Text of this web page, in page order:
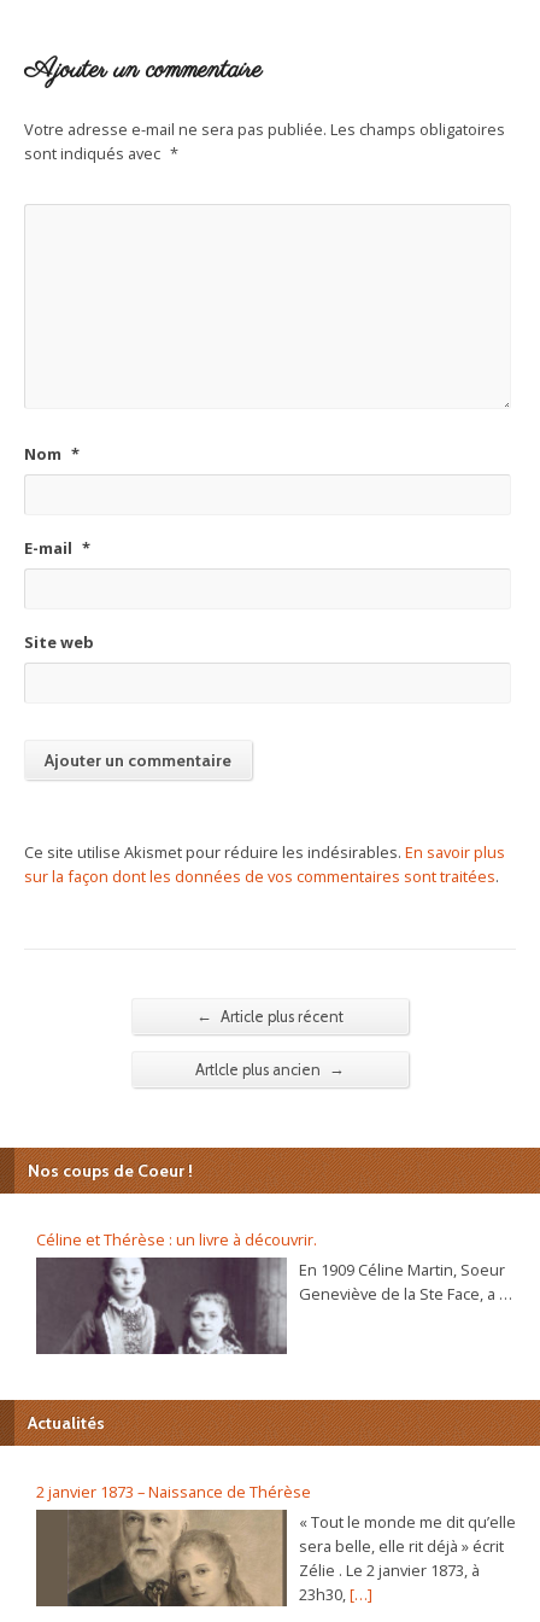
Ajouter un commentaire
Votre adresse e-mail ne sera pas publiée. Les champs obligatoires
sont indiqués avec *
Nom *
E-mail *
Site web
Ce site utilise Akismet pour réduire les indésirables. En savoir plus
sur la façon dont les données de vos commentaires sont traitées.
← Article plus récent
Artlcle plus ancien →
Nos coups de Coeur !
Céline et Thérèse : un livre à découvrir.
En 1909 Céline Martin, Soeur
Geneviève de la Ste Face, a 40
béatification va s’ouvrir
bientôt. C’est alors que la
demande d’écrire sa propre
autobiographie. Dans ce récit
plein de vie et d’humour elle
raconte, de sa naissance à sa
vie au Carmel, les chemins
déroutants par lesquels
Actualités
2 janvier 1873 – Naissance de Thérèse
« Tout le monde me dit qu’elle
sera belle, elle rit déjà » écrit
Zélie . Le 2 janvier 1873, à
23h30,[…]